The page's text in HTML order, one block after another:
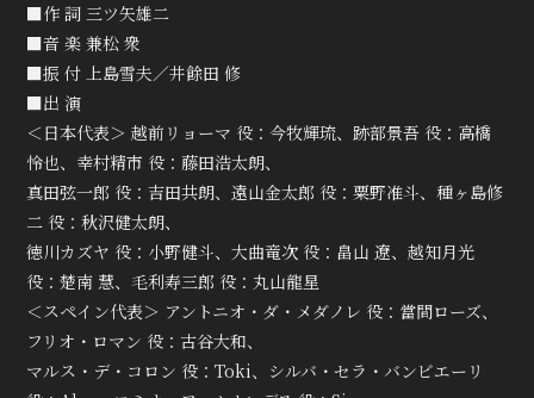
■作 詞 三ツ矢雄二
■音 楽 兼松 衆
■振 付 上島雪夫／井餘田 修
■出 演
＜日本代表＞ 越前リョーマ 役：今牧輝琉、跡部景吾 役：高橋
怜也、幸村精市 役：藤田浩太朗、
真田弦一郎 役：吉田共朗、遠山金太郎 役：粟野准斗、種ヶ島修
二 役：秋沢健太朗、
徳川カズヤ 役：小野健斗、大曲竜次 役：畠山 遼、越知月光
役：楚南 慧、毛利寿三郎 役：丸山龍星
＜スペイン代表＞ アントニオ・ダ・メダノレ 役：當間ローズ、
フリオ・ロマン 役：古谷大和、
マルス・デ・コロン 役：Toki、シルバ・セラ・バンビエーリ